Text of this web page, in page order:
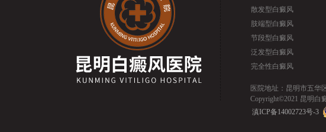
散发型白癜风
肢端型白癜风
节段型白癜风
泛发型白癜风
完全性白癜风
医院地址：昆明市五华
Copyright©2021 昆明白
滇ICP备14002723号-3